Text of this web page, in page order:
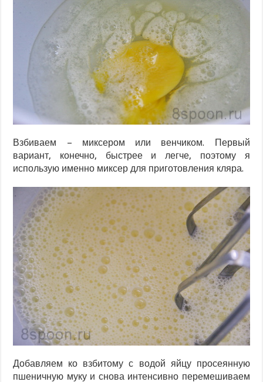
Взбиваем – миксером или венчиком. Первый
вариант, конечно, быстрее и легче, поэтому я
использую именно миксер для приготовления кляра.
Добавляем ко взбитому с водой яйцу просеянную
пшеничную муку и снова интенсивно перемешиваем